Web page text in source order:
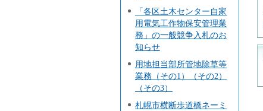
「各区土木センター自家
用電気工作物保安管理業
務」の一般競争入札のお
知らせ
用地担当部所管地除草等
業務（その1）（その2）
（その3）
札幌市横断歩道橋ネーミ